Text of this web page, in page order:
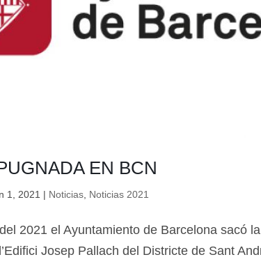
EN BCN
1, 2021 | Noticias Noticias 2021
2021 el Ayuntamiento de Barcelona sacó
Josep Pallach del Districte de Sant